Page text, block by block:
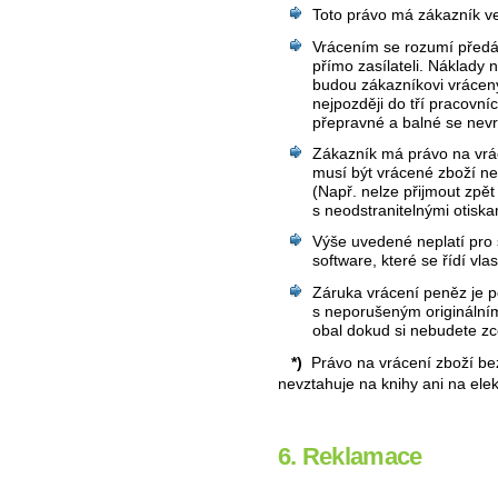
Toto právo má zákazník
Vrácením se rozumí
přímo zasílateli. Náklady
budou zákazníkovi
nejpozději do tří
přepravné a balné se
Zákazník má právo na
musí být vrácené zboží
(Např. nelze přijmout
s neodstranitelnými
Výše uvedené neplatí
software, které se řídí
Záruka vrácení peněz je
s neporušeným
obal dokud si nebudete
*)
Právo na vrácení zboží
nevztahuje na knihy ani na
6. Reklamace